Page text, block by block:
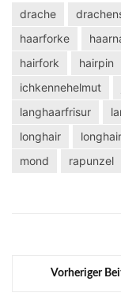
drache
haarforke
hairfork
hairpin
ichkennehelmut
langhaarfrisur
longhair
mond
rapunzel
Vorheriger